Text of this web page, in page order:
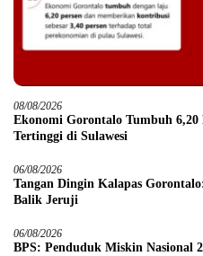
08/08/2026
Ekonomi Gorontalo Tumbuh 6,20
Tertinggi di Sulawesi
06/08/2026
Tangan Dingin Kalapas
Balik Jeruji
06/08/2026
BPS: Penduduk Miskin Nasional